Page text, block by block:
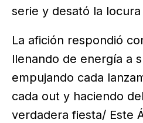
serie y desató la
La afición respondió
llenando de energía a
empujando cada
cada out y haciendo
verdadera fiesta/ Este